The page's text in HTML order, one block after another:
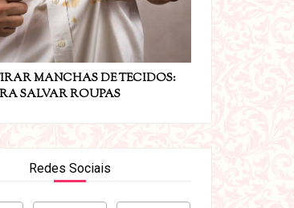
MANCHAS DE TECIDOS:
SALVAR ROUPAS
Redes Sociais